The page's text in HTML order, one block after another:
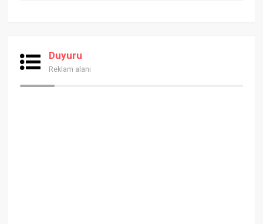
Duyuru
Reklam alanı